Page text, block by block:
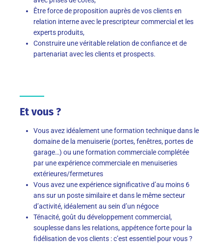
Être force de proposition auprès de vos clients en
relation interne avec le prescripteur commercial et les
experts produits,
Construire une véritable relation de confiance et de
partenariat avec les clients et prospects.
Et vous ?
Vous avez idéalement une formation technique dans le
domaine de la menuiserie (portes, fenêtres, portes de
garage…) ou une formation commerciale complétée
par une expérience commerciale en menuiseries
extérieures/fermetures
Vous avez une expérience significative d’au moins 6
ans sur un poste similaire et dans le même secteur
d’activité, idéalement au sein d’un négoce
Ténacité, goût du développement commercial,
souplesse dans les relations, appétence forte pour la
fidélisation de vos clients : c’est essentiel pour vous ?